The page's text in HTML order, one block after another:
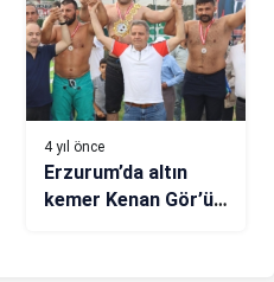
başarı
4 yıl önce
Erzurum’da altın
kemer Kenan Gör’ün